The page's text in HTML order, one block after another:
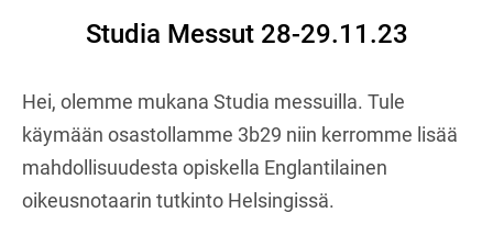
Studia Messut 28-29.11.23
Hei, olemme mukana Studia messuilla. Tule
käymään osastollamme 3b29 niin kerromme lisää
mahdollisuudesta opiskella Englantilainen
oikeusnotaarin tutkinto Helsingissä.